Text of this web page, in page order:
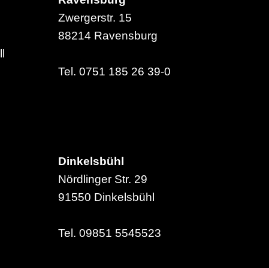
Zwergerstr. 15
88214 Ravensburg
Tel. 0751 185 26 39-0
Dinkelsbühl
Nördlinger Str. 29
91550 Dinkelsbühl
Tel. 09851 5545523